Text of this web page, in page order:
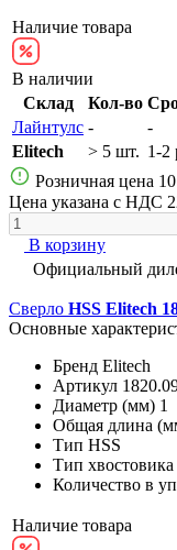
Наличие товара
В наличии
Склад
Кол-во
Лайнтулс -
-
Elitech
> 5 шт. 1-2
Розничная цена
Цена указана с НДС
В корзину
Официальный
Сверло HSS Elitech
Основные
Бренд Elitech
Артикул
Диаметр (мм) 1
Общая длина
Тип HSS
Тип хвостовика
Количество в
Наличие товара